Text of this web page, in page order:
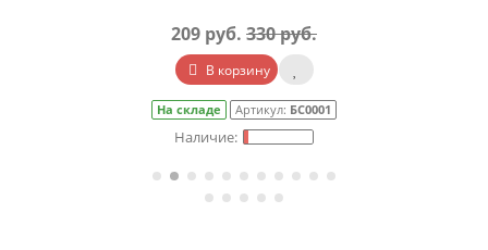
209 руб. 330 руб.
В корзину
На складе Артикул: БС0001